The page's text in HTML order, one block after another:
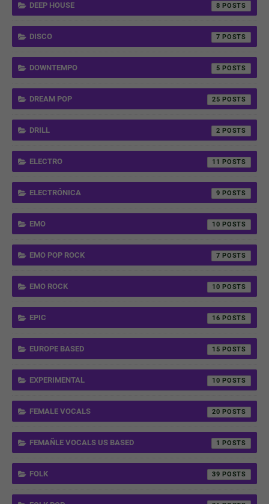
DEEP HOUSE 8
DISCO 7
DOWNTEMPO 5
DREAM POP 25
DRILL 2
ELECTRO 11
ELECTRÓNICA 9
EMO 10
EMO POP ROCK 7
EMO ROCK 10
EPIC 16
EUROPE BASED 15
EXPERIMENTAL 10
FEMALE VOCALS 20
FEMAÑLE VOCALS US BASED 1
FOLK 39